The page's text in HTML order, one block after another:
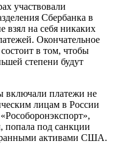
участвовали
Сбербанка в
взял на себя никаких
Окончательное
в том, чтобы
степени будут
включали платежи не
лицам в России
попала под санкции
активами США.